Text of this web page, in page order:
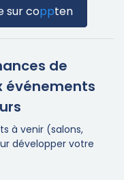
surcoppten
de
événements
à venir (salons,
développer votre